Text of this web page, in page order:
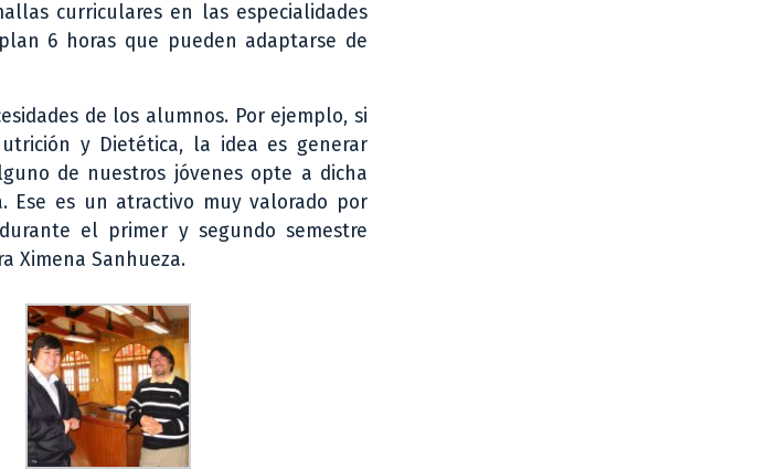
curriculares en las especialidades
6 horas que pueden adaptarse de
de los alumnos. Por ejemplo, si
y Dietética, la idea es generar
de nuestros jóvenes opte a dicha
Ese es un atractivo muy valorado por
el primer y segundo semestre
Ximena Sanhueza.